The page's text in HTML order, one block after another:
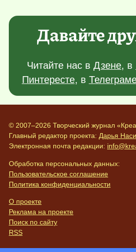
Давайте
Читайте нас в Дзене, в
Пинтересте, в
© 2007–2026 Творческий журнал
Главный редактор проекта: Дарья
Электронная почта редакции:
Обработка персональных данных:
Пользовательское соглашение
Политика конфиденциальности
О проекте
Реклама на проекте
Поиск по сайту
RSS